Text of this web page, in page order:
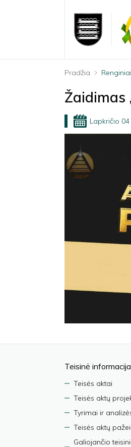
Pradžia Renginiai
Žaidimas
Lapkričio
Teisinė informacija
Teisės aktai
Teisės aktų
Tyrimai ir
Teisės aktų
Galiojančio